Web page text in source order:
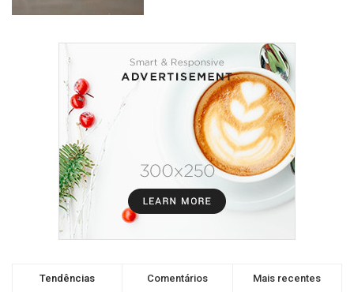
Tendências Comentários Mais recentes